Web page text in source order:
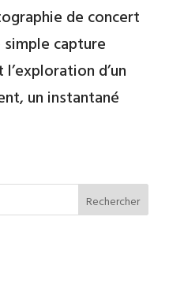
de concert
simple capture
l’exploration d’un
un instantané
Rechercher